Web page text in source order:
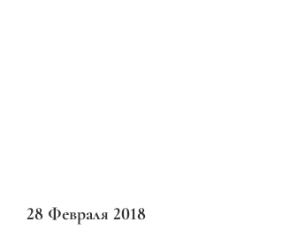
28 Февраля 2018